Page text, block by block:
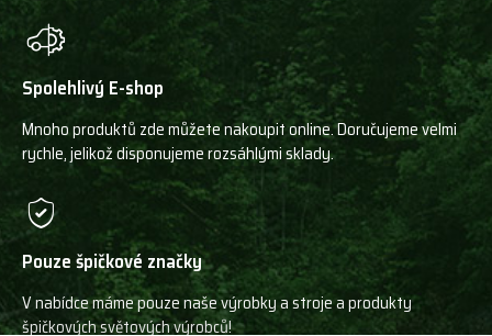
Spolehlivý E-shop
Mnoho produktů zde můžete nakoupit online. Doručujeme velmi
rychle, jelikož disponujeme rozsáhlými sklady.
Pouze špičkové značky
V nabídce máme pouze naše výrobky a stroje a produkty
špičkových světových výrobců!